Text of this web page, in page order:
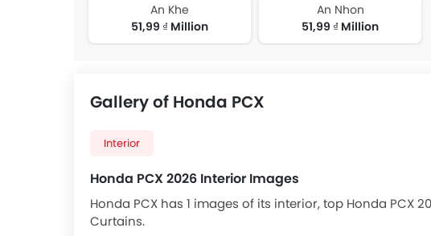
An Khe
51,99 ₫ Million
An Nhon
51,99 ₫ Million
Gallery of Honda PCX
Interior
Honda PCX 2026 Interior Images
Honda PCX has 1 images of its interior, top Honda PCX
Curtains.